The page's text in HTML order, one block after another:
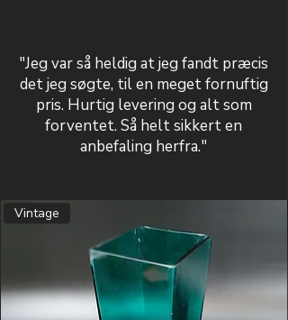
"Jeg var så heldig at jeg fandt præcis
det jeg søgte, til en meget fornuftig
pris. Hurtig levering og alt som
forventet. Så helt sikkert en
anbefaling herfra."
Vintage